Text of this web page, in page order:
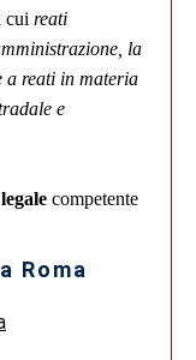
cui reati
la
a reati in materia
e
competente
Roma